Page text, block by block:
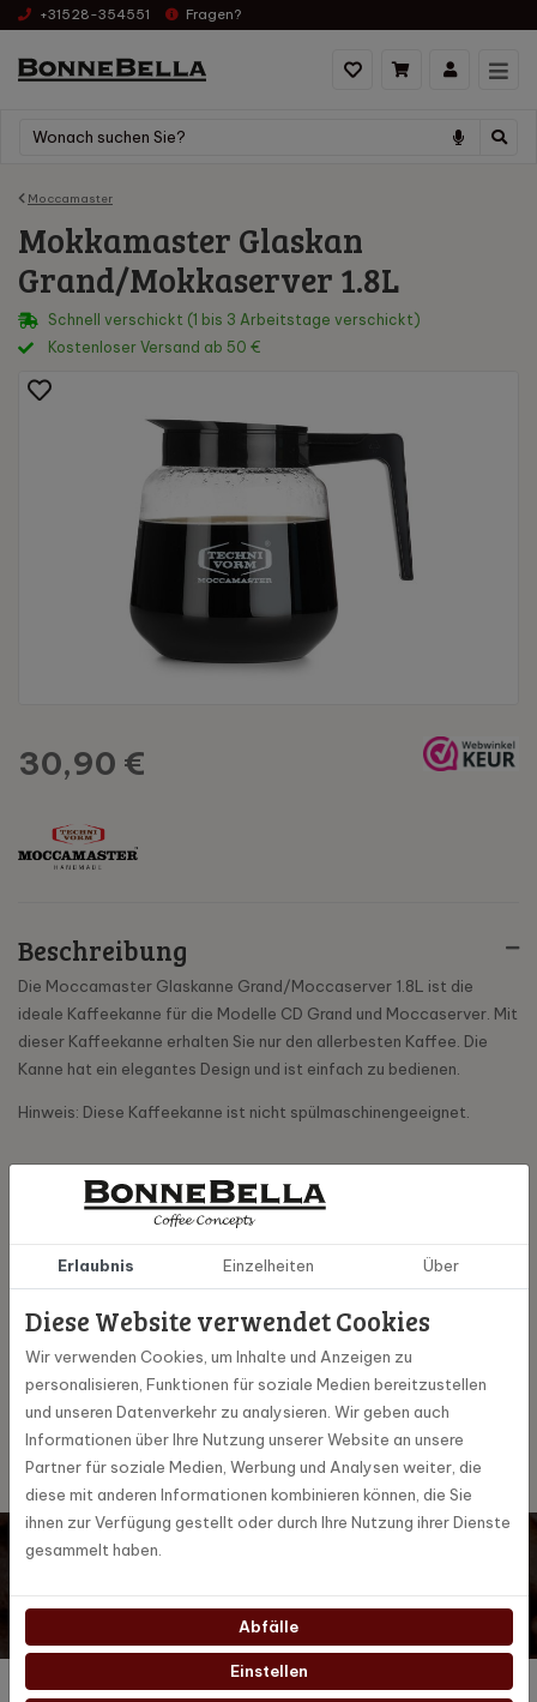
+31528-354551 Fragen?
Moccamaster
Mokkamaster Glaskan
Grand/Mokkaserver 1.8L
30,90 €
Schnell verschickt (1 bis 3 Arbeitstage verschickt)
Kostenloser Versand ab 50 €
Beschreibung
Die Moccamaster Glaskanne Grand/Moccaserver 1.8L ist die
ideale Kaffeekanne für die Modelle CD Grand und Moccaserver. Mit
dieser Kaffeekanne erhalten Sie nur den allerbesten Kaffee. Die
Kanne hat ein elegantes Design und ist einfach zu bedienen.
Hinweis: Diese Kaffeekanne ist nicht spülmaschinengeeignet.
Spezifikationen
Artikel Nummer 30061
1,8 L,
Möchten Sie auf dem Laufenden bleiben? Dann melden Sie
sich für unseren digitalen Newsletter an!
Ja, ich abonniere die monatlichen Marketing-Aktionen
Produkte
Erlaubnis Einzelheiten Über
Diese Website verwendet Cookies
Wir verwenden Cookies, um Inhalte und Anzeigen zu
personalisieren, Funktionen für soziale Medien bereitzustellen
und unseren Datenverkehr zu analysieren. Wir geben auch
Informationen über Ihre Nutzung unserer Website an unsere
Partner für soziale Medien, Werbung und Analysen weiter, die
diese mit anderen Informationen kombinieren können, die Sie
ihnen zur Verfügung gestellt oder durch Ihre Nutzung ihrer Dienste
gesammelt haben.
Abfälle
Einstellen